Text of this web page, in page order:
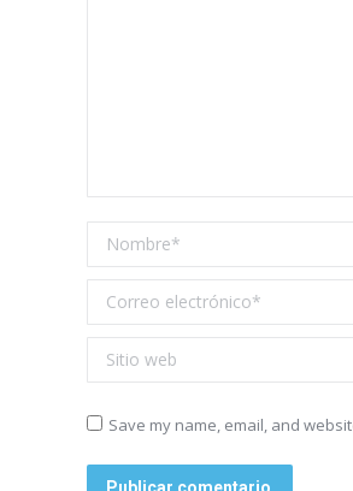
Nombre *
Correo electrónico *
Sitio web
Save my name, email, and